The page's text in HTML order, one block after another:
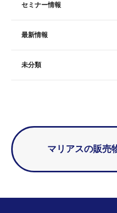
セミナー情報
最新情報
未分類
マリアスの販売